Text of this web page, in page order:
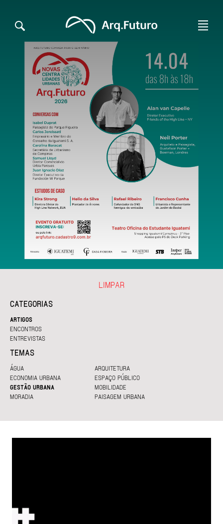
CATEGORIAS
ARTIGOS
ENCONTROS
ENTREVISTAS
TEMAS
ÁGUA
ARQUITETURA
ECONOMIA URBANA
ESPAÇO PÚBLICO
GESTÃO URBANA
MOBILIDADE
MORADIA
PAISAGEM URBANA
LIMPAR